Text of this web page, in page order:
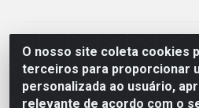
O nosso site coleta cookies
terceiros para proporcionar
personalizada ao usuário,
relevante de acordo com o
PneuBras - Rodovia BR-
Jaboatão dos Guararapes/PE -
08.678.386/0001-05 -
Ltda